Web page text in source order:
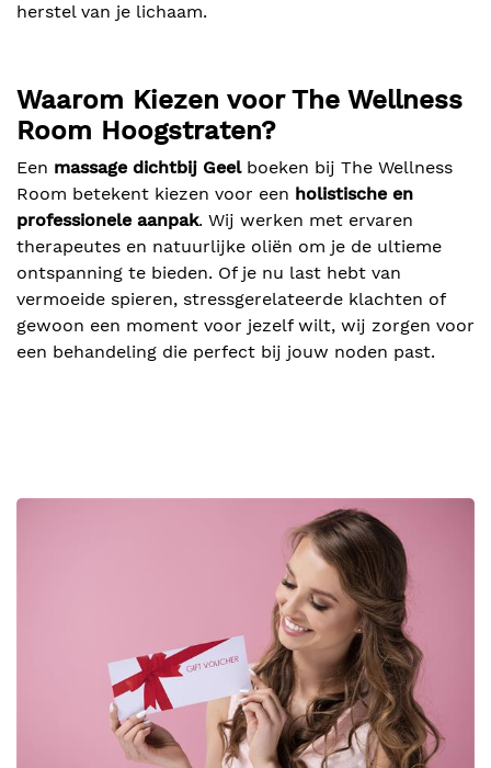
herstel van je lichaam.
Waarom Kiezen voor The Wellness
Room Hoogstraten?
Een massage dichtbij Geelboeken bij The Wellness
Room betekent kiezen voor een holistische en
professionele aanpak. Wij werken met ervaren
therapeutes en natuurlijke oliën om je de ultieme
ontspanning te bieden. Of je nu last hebt van
vermoeide spieren, stressgerelateerde klachten of
gewoon een moment voor jezelf wilt, wij zorgen voor
een behandeling die perfect bij jouw noden past.